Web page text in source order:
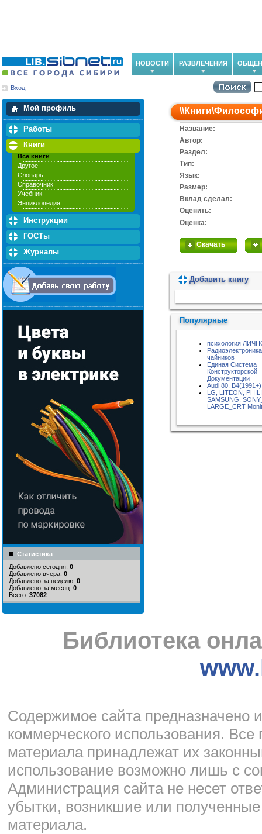
НОВОСТИ РАЗВЛЕЧЕНИЯ
Вход
Мой профиль
Мои закладки
Работы
Книги
Все книги
Другое
Словарь
Справочник
Учебник
Энциклопедия
Инструкции
ГОСТы
Журналы
Статистика
Добавлено сегодня: 0
Добавлено вчера: 0
Добавлено за неделю: 0
Добавлено за месяц: 0
Всего: 37082
\\Книги\
Название:
Автор:
Раздел:
Тип:
Язык:
Размер:
Вклад сделал:
Оценить:
Оценка:
Скачать
Добавить книгу
Популярные
психология
чайников
Единая Система
Конструкторской
Документации
Audi 80, B4(1991+)
LG, LITEON,
SAMSUNG,
LARGE_CRT
Библиотека
Cодержимое сайта предназначено
коммерческого использования.
материала принадлежат их
использование возможно лишь с
Администрация сайта не несет
убытки, возникшие или
материала.